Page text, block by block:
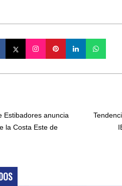
Estibadores anuncia
la Costa Este de